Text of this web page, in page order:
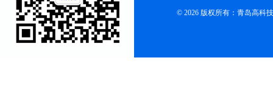
© 2026 版权所有：青岛高科